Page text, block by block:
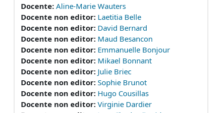
Docente: Aline-Marie Wauters
Docente non editor: Laetitia Belle
Docente non editor: David Bernard
Docente non editor: Maud Besancon
Docente non editor: Emmanuelle Bonjour
Docente non editor: Mikael Bonnant
Docente non editor: Julie Briec
Docente non editor: Sophie Brunot
Docente non editor: Hugo Cousillas
Docente non editor: Virginie Dardier